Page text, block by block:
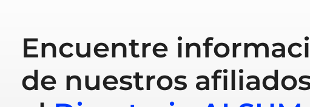
Encuentre
de nuestros